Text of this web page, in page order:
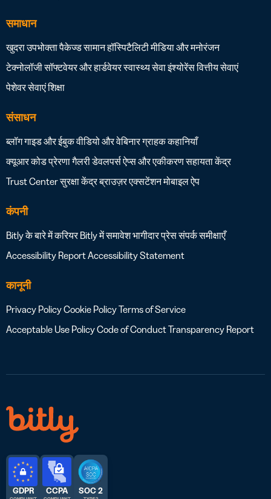
समाधान
खुदराउपभोक्ता पैकेज्ड सामानहॉस्पिटैलिटीमीडिया और मनोरंजन
टेक्नोलॉजी सॉफ्टवेयर और हार्डवेयरस्वास्थ्य सेवाइंश्योरेंसवित्तीय सेवाएं
पेशेवर सेवाएंशिक्षा
संसाधन
ब्लॉगगाइड और ईबुकवीडियो और वेबिनारग्राहक कहानियाँ
क्यूआर कोड प्रेरणा गैलरीडेवलपर्सऐप्स और एकीकरणसहायता केंद्र
Trust Centerसुरक्षा केंद्रब्राउज़र एक्सटेंशनमोबाइल ऐप
कंपनी
Bitly के बारे मेंकरियर Bitly में समावेशभागीदारप्रेससंपर्कसमीक्षाएँ
Accessibility ReportAccessibility Statement
कानूनी
Privacy PolicyCookie PolicyTerms of Service
Acceptable Use PolicyCode of ConductTransparency Report
GDPR CCPA SOC 2